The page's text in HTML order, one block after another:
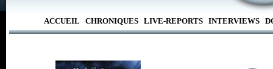
ACCUEIL CHRONIQUES LIVE-REPORTS INTERVIEWS